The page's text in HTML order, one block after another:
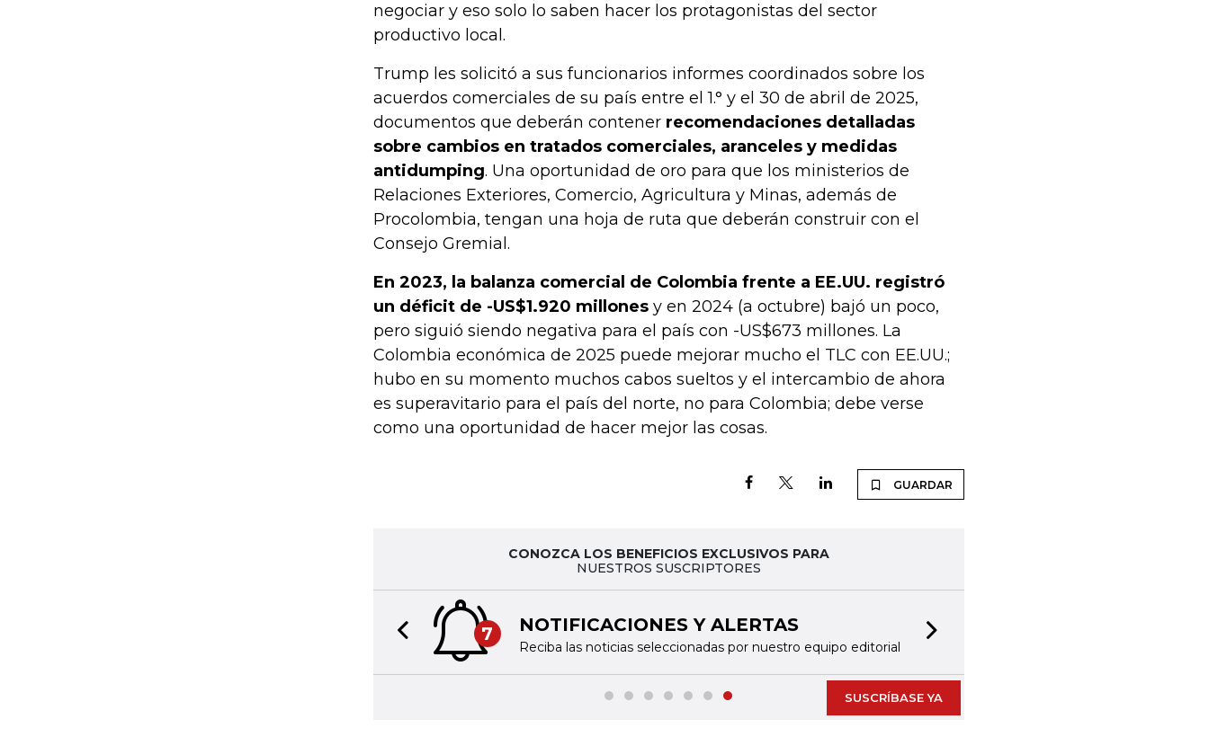
negociar y eso solo lo saben hacer los protagonistas del sector
productivo local.
Trump les solicitó a sus funcionarios informes coordinados sobre los
acuerdos comerciales de su país entre el 1.° y el 30 de abril de 2025,
documentos que deberán contener recomendaciones detalladas
sobre cambios en tratados comerciales, aranceles y medidas
antidumping. Una oportunidad de oro para que los ministerios de
Relaciones Exteriores, Comercio, Agricultura y Minas, además de
Procolombia, tengan una hoja de ruta que deberán construir con el
Consejo Gremial.
En 2023, la balanza comercial de Colombia frente a EE.UU. registró
un déficit de -US$1.920 millones y en 2024 (a octubre) bajó un poco,
pero siguió siendo negativa para el país con -US$673 millones. La
Colombia económica de 2025 puede mejorar mucho el TLC con EE.UU.;
hubo en su momento muchos cabos sueltos y el intercambio de ahora
es superavitario para el país del norte, no para Colombia; debe verse
como una oportunidad de hacer mejor las cosas.
GUARDAR
CONOZCA LOS BENEFICIOS EXCLUSIVOS PARA
NUESTROS SUSCRIPTORES
7 NOTIFICACIONES Y ALERTAS
Reciba las noticias seleccionadas por nuestro equipo editorial
Previous slide
SUSCRÍBASE YA